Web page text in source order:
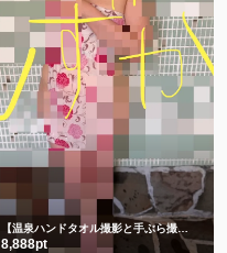
【温泉ハンドタオル撮影と手ぶら撮影】撮りたてホヤホヤ💕今のしずかを見て下さい💗
8,888pt